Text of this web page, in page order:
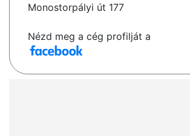
Monostorpályi út 177
Nézd meg a cég profilját a